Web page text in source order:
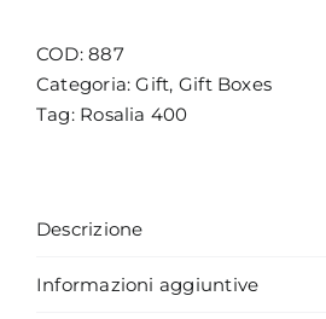
100%
Arabica
quantità
COD:887
Categoria:Gift, Gift Boxes
Tag: Rosalia 400
Descrizione
Informazioni aggiuntive